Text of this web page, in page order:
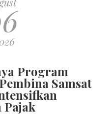
Program
Samsat
Pajak